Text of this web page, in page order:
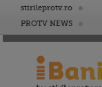
stirileprotv.ro
PROTV NEWS